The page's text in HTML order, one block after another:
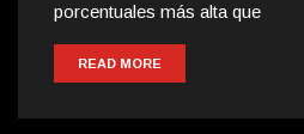
porcentuales más alta que
READ MORE